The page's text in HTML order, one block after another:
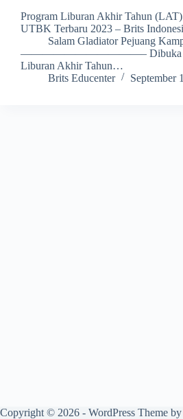
Program Liburan Akhir Tahun (LAT)
UTBK Terbaru 2023 –
Salam Gladiator Pejuang
———————————– Dibuka
Liburan Akhir Tahun…
Brits Educenter
September
Copyright © 2026 - WordPress Theme by